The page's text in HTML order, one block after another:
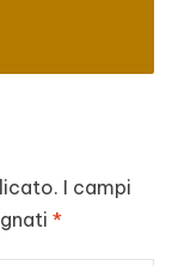
I campi
*